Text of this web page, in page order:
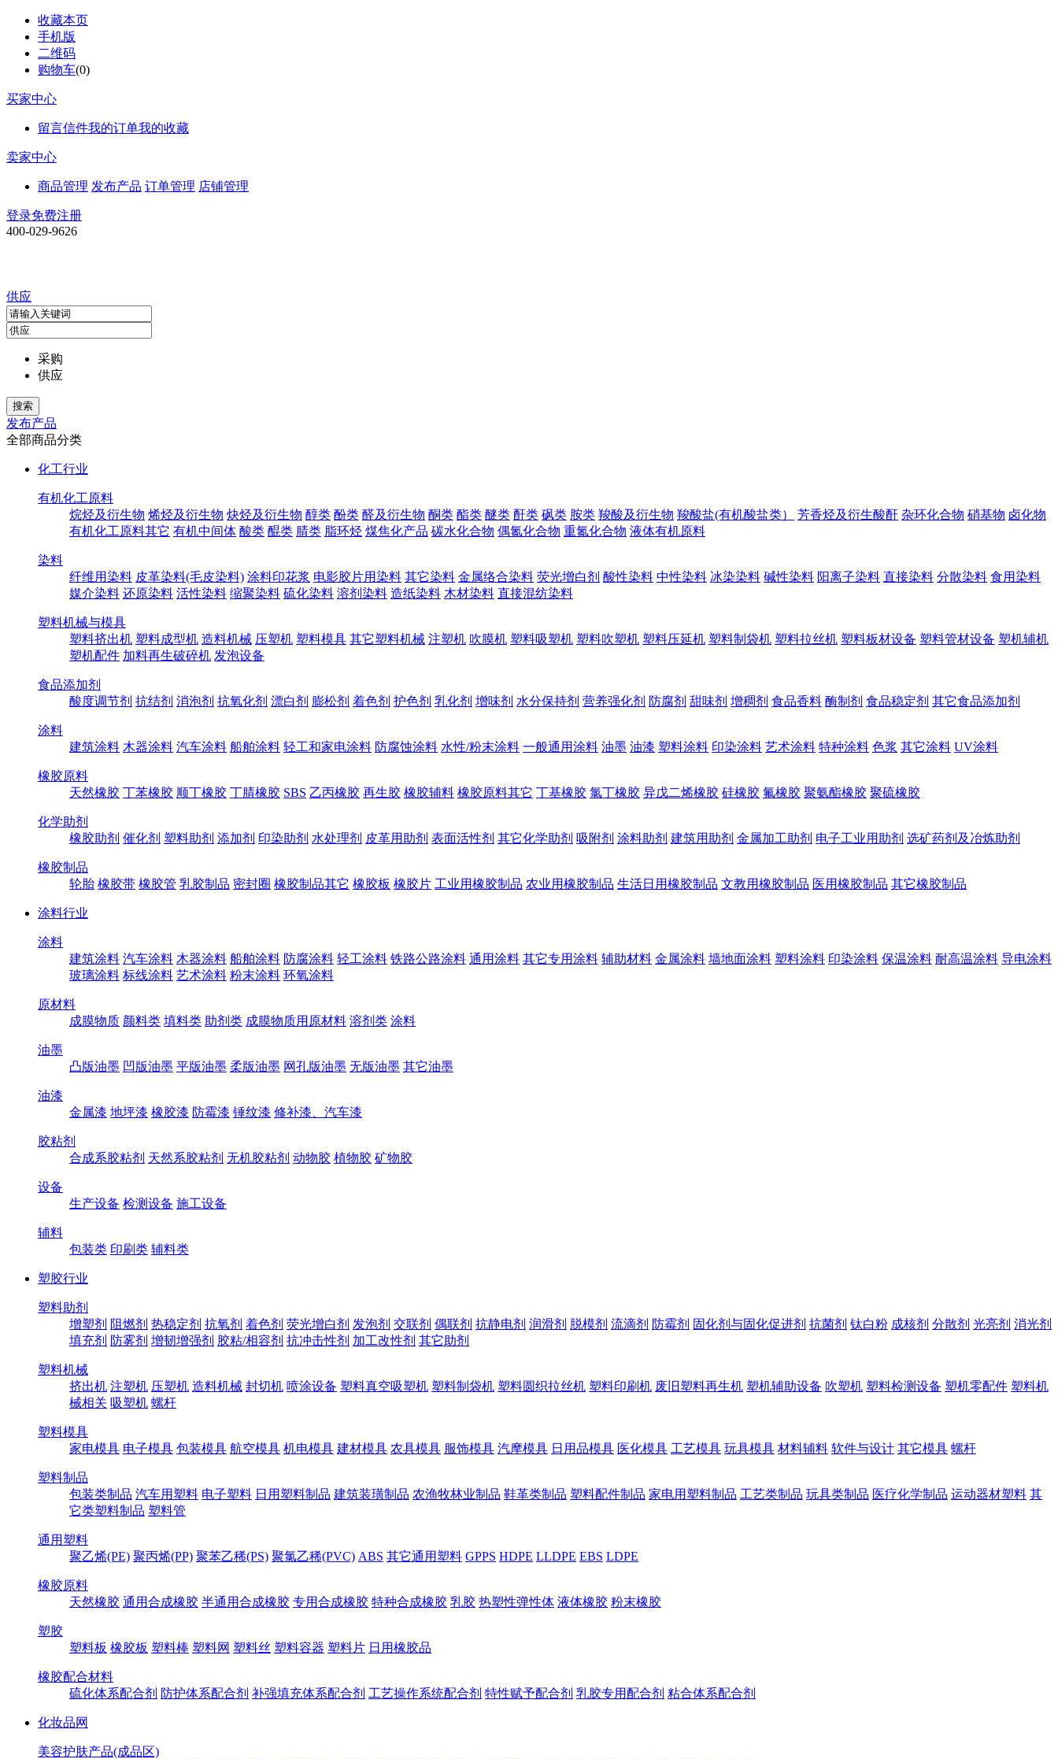
收藏本页
手机版
二维码
购物车(0)
买家中心
留言信件我的订单我的收藏
卖家中心
商品管理 发布产品 订单管理 店铺管理
登录免费注册
400-029-9626
供应
采购
供应
发布产品
全部商品分类
化工行业
有机化工原料
烷烃及衍生物 烯烃及衍生物 炔烃及衍生物 醇类 酚类 醛及衍生物 酮类 酯类 醚类 酐类 砜类 胺类 羧酸及衍生物 羧酸盐(有机酸盐类） 芳香烃及衍生酸酐 杂环化合物 硝基物 卤化物
有机化工原料其它 有机中间体 酸类 醌类 腈类 脂环烃 煤焦化产品 碳水化合物 偶氮化合物 重氮化合物 液体有机原料
染料
纤维用染料 皮革染料(毛皮染料) 涂料印花浆 电影胶片用染料 其它染料 金属络合染料 荧光增白剂 酸性染料 中性染料 冰染染料 碱性染料 阳离子染料 直接染料 分散染料 食用染料
媒介染料 还原染料 活性染料 缩聚染料 硫化染料 溶剂染料 造纸染料 木材染料 直接混纺染料
塑料机械与模具
塑料挤出机 塑料成型机 造料机械 压塑机 塑料模具 其它塑料机械 注塑机 吹膜机 塑料吸塑机 塑料吹塑机 塑料压延机 塑料制袋机 塑料拉丝机 塑料板材设备 塑料管材设备 塑机辅机
塑机配件 加料再生破碎机 发泡设备
食品添加剂
酸度调节剂 抗结剂 消泡剂 抗氧化剂 漂白剂 膨松剂 着色剂 护色剂 乳化剂 增味剂 水分保持剂 营养强化剂 防腐剂 甜味剂 增稠剂 食品香料 酶制剂 食品稳定剂 其它食品添加剂
涂料
建筑涂料 木器涂料 汽车涂料 船舶涂料 轻工和家电涂料 防腐蚀涂料 水性/粉末涂料 一般通用涂料 油墨 油漆 塑料涂料 印染涂料 艺术涂料 特种涂料 色浆 其它涂料 UV涂料
橡胶原料
天然橡胶 丁苯橡胶 顺丁橡胶 丁腈橡胶 SBS 乙丙橡胶 再生胶 橡胶辅料 橡胶原料其它 丁基橡胶 氯丁橡胶 异戊二烯橡胶 硅橡胶 氟橡胶 聚氨酯橡胶 聚硫橡胶
化学助剂
橡胶助剂 催化剂 塑料助剂 添加剂 印染助剂 水处理剂 皮革用助剂 表面活性剂 其它化学助剂 吸附剂 涂料助剂 建筑用助剂 金属加工助剂 电子工业用助剂 选矿药剂及冶炼助剂
橡胶制品
轮胎 橡胶带 橡胶管 乳胶制品 密封圈 橡胶制品其它 橡胶板 橡胶片 工业用橡胶制品 农业用橡胶制品 生活日用橡胶制品 文教用橡胶制品 医用橡胶制品 其它橡胶制品
涂料行业
涂料
建筑涂料 汽车涂料 木器涂料 船舶涂料 防腐涂料 轻工涂料 铁路公路涂料 通用涂料 其它专用涂料 辅助材料 金属涂料 墙地面涂料 塑料涂料 印染涂料 保温涂料 耐高温涂料 导电涂料
玻璃涂料 标线涂料 艺术涂料 粉末涂料 环氧涂料
原材料
成膜物质 颜料类 填料类 助剂类 成膜物质用原材料 溶剂类 涂料
油墨
凸版油墨 凹版油墨 平版油墨 柔版油墨 网孔版油墨 无版油墨 其它油墨
油漆
金属漆 地坪漆 橡胶漆 防霉漆 锤纹漆 修补漆、汽车漆
胶粘剂
合成系胶粘剂 天然系胶粘剂 无机胶粘剂 动物胶 植物胶 矿物胶
设备
生产设备 检测设备 施工设备
辅料
包装类 印刷类 辅料类
塑胶行业
塑料助剂
增塑剂 阻燃剂 热稳定剂 抗氧剂 着色剂 荧光增白剂 发泡剂 交联剂 偶联剂 抗静电剂 润滑剂 脱模剂 流滴剂 防霉剂 固化剂与固化促进剂 抗菌剂 钛白粉 成核剂 分散剂 光亮剂 消光剂
填充剂 防雾剂 增韧增强剂 胶粘/相容剂 抗冲击性剂 加工改性剂 其它助剂
塑料机械
挤出机 注塑机 压塑机 造料机械 封切机 喷涂设备 塑料真空吸塑机 塑料制袋机 塑料圆织拉丝机 塑料印刷机 废旧塑料再生机 塑机辅助设备 吹塑机 塑料检测设备 塑机零配件 塑料机
械相关 吸塑机 螺杆
塑料模具
家电模具 电子模具 包装模具 航空模具 机电模具 建材模具 农具模具 服饰模具 汽摩模具 日用品模具 医化模具 工艺模具 玩具模具 材料辅料 软件与设计 其它模具 螺杆
塑料制品
包装类制品 汽车用塑料 电子塑料 日用塑料制品 建筑装璜制品 农渔牧林业制品 鞋革类制品 塑料配件制品 家电用塑料制品 工艺类制品 玩具类制品 医疗化学制品 运动器材塑料 其
它类塑料制品 塑料管
通用塑料
聚乙烯(PE) 聚丙烯(PP) 聚苯乙稀(PS) 聚氯乙稀(PVC) ABS 其它通用塑料 GPPS HDPE LLDPE EBS LDPE
橡胶原料
天然橡胶 通用合成橡胶 半通用合成橡胶 专用合成橡胶 特种合成橡胶 乳胶 热塑性弹性体 液体橡胶 粉末橡胶
塑胶
塑料板 橡胶板 塑料棒 塑料网 塑料丝 塑料容器 塑料片 日用橡胶品
橡胶配合材料
硫化体系配合剂 防护体系配合剂 补强填充体系配合剂 工艺操作系统配合剂 特性赋予配合剂 乳胶专用配合剂 粘合体系配合剂
化妆品网
美容护肤产品(成品区)